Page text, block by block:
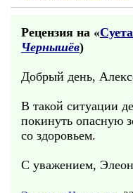
Рецензия на «
Чернышёв)
Добрый день,
В такой ситуации
покинуть опасную
со здоровьем.
С уважением,